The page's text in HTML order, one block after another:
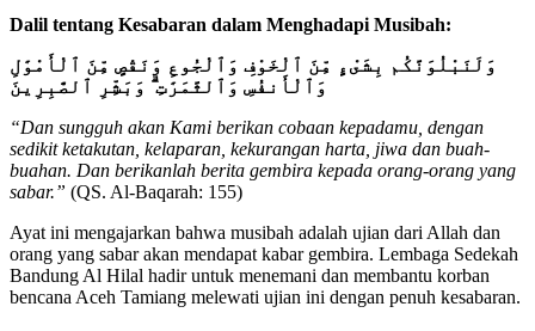
Dalil tentang Kesabaran dalam Menghadapi Musibah:
وَلَنَبْلُوَنَّكُم بِشَىْءٍ مِّنَ ٱلْخَوْفِ وَٱلْجُوعِ وَنَقْصٍ مِّنَ ٱلْأَمْوَٰلِ
وَٱلْأَنفُسِ وَٱلثَّمَرَٰتِ ۗ وَبَشِّرِ ٱلصَّٰبِرِينَ
“Dan sungguh akan Kami berikan cobaan kepadamu, dengan
sedikit ketakutan, kelaparan, kekurangan harta, jiwa dan buah-
buahan. Dan berikanlah berita gembira kepada orang-orang yang
sabar.” (QS. Al-Baqarah: 155)
Ayat ini mengajarkan bahwa musibah adalah ujian dari Allah dan
orang yang sabar akan mendapat kabar gembira. Lembaga Sedekah
Bandung Al Hilal hadir untuk menemani dan membantu korban
bencana Aceh Tamiang melewati ujian ini dengan penuh kesabaran.